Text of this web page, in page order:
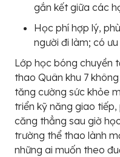
gắn kết giữa các
Học phí hợp lý,
người đi làm; có
Lớp học bóng chuyền
thao Quân khu 7
tăng cường sức khỏe
triển kỹ năng giao
căng thẳng sau giờ
trường thể thao lành
những ai muốn theo